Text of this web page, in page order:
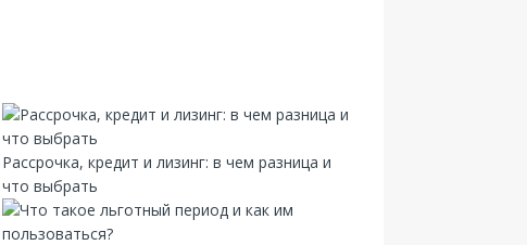
Рассрочка, кредит и лизинг: в чем разница и
что выбрать